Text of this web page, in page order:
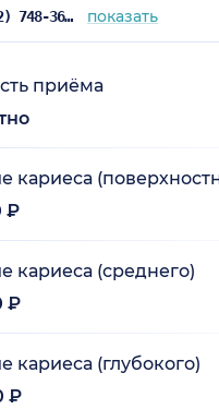
+7 (812) 748-36-67 показать
приёма
кариеса
₽
кариеса (среднего)
₽
кариеса (глубокого)
₽